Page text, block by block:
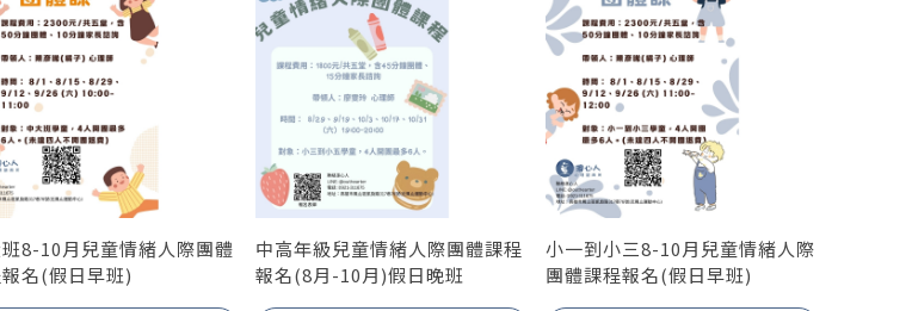
8-10月兒童情緒人際團體
名(假日早班)
中高年級兒童情緒人際團體課程
報名(8月-10月)假日晚班
小一到小三8-10月兒童情緒人際
團體課程報名(假日早班)